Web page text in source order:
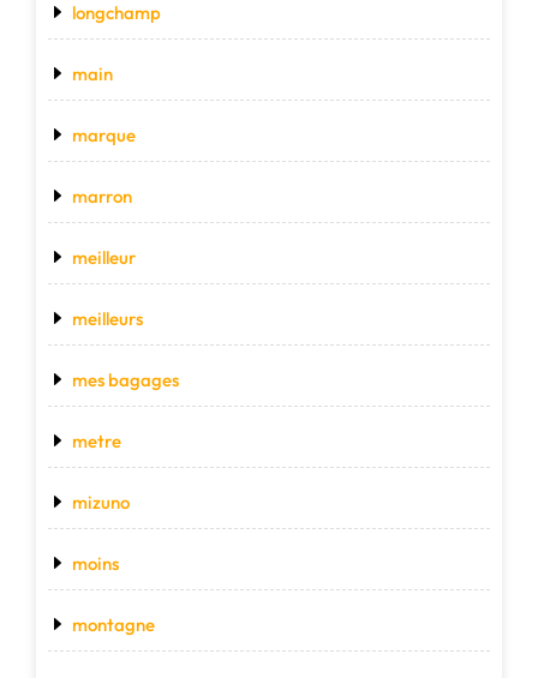
longchamp
main
marque
marron
meilleur
meilleurs
mes bagages
metre
mizuno
moins
montagne